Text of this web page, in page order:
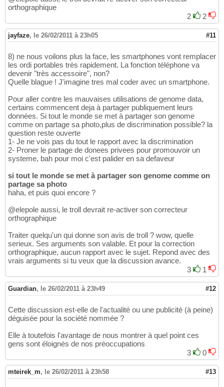
orthographique
2
2
jayfaze, le 26/02/2011 à 23h05 #11
8) ne nous voilons plus la face, les smartphones vont remplacer
les ordi portables très rapidement. La fonction téléphone va
devenir "très accessoire", non?
Quelle blague ! J'imagine tres mal coder avec un smartphone.
Pour aller contre les mauvaises utilisations de genome data,
certains commencent deja à partager publiquement leurs
données. Si tout le monde se met à partager son genome
comme on partage sa photo,plus de discrimination possible? la
question reste ouverte
1- Je ne vois pas du tout le rapport avec la discrimination
2- Proner le partage de donees privees pour promouvoir un
systeme, bah pour moi c'est palider en sa defaveur
si tout le monde se met à partager son genome comme on
partage sa photo
haha, et puis quoi encore ?
@elepole aussi, le troll devrait re-activer son correcteur
orthographique
Traiter quelqu'un qui donne son avis de troll ? wow, quelle
serieux. Ses arguments son valable. Et pour la correction
orthographique, aucun rapport avec le sujet. Repond avec des
vrais arguments si tu veux que la discussion avance.
3
1
Guardian, le 26/02/2011 à 23h49 #12
Cette discussion est-elle de l'actualité ou une publicité (à peine)
déguisée pour la société nommée ?
Elle à toutefois l'avantage de nous montrer à quel point ces
gens sont éloignés de nos préoccupations
3
0
mteirek_m, le 26/02/2011 à 23h58 #13